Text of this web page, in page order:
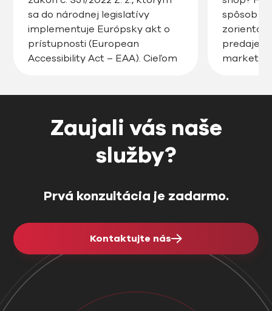
sa do národnej legislatívy
implementuje Európsky akt o
prístupnosti (European
Accessibility Act – EAA). Cieľom
webstránok, e-shopov či
mobilných aplikácií, boli
prístupné pre všetkých
používateľov, vrátane osôb so
spôsob
predaje,
Zaujali vás naše
služby?
Prvá konzultácia je zadarmo.
Kontaktujte nás